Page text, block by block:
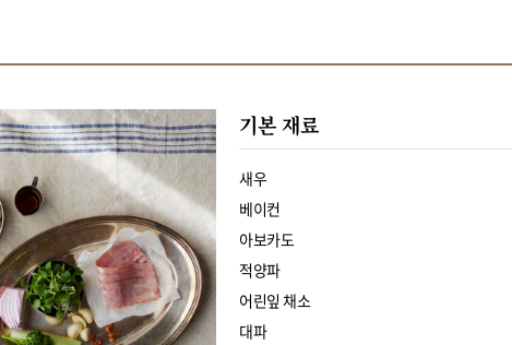
기본 재료
새우
베이컨
아보카도
적양파
어린잎 채소
대파